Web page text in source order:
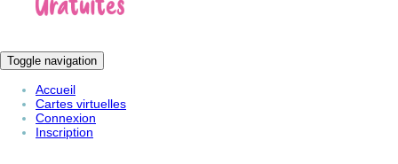
Toggle navigation
Accueil
Cartes virtuelles
Connexion
Inscription